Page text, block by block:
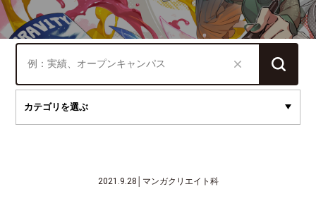
2021.9.28 マンガクリエイト科